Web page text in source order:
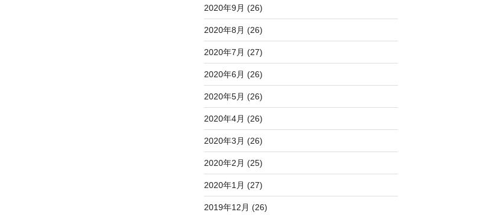
2020年9月 (26)
2020年8月 (26)
2020年7月 (27)
2020年6月 (26)
2020年5月 (26)
2020年4月 (26)
2020年3月 (26)
2020年2月 (25)
2020年1月 (27)
2019年12月 (26)